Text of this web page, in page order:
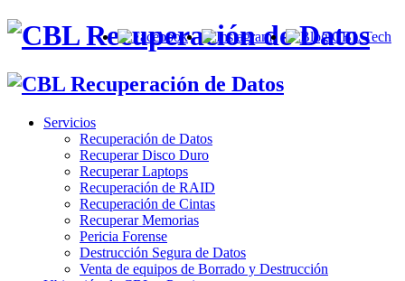
Servicios
Recuperación de Datos
Recuperar Disco Duro
Recuperar Laptops
Recuperación de RAID
Recuperación de Cintas
Recuperar Memorias
Pericia Forense
Destrucción Segura de Datos
Venta de equipos de Borrado y Destrucción